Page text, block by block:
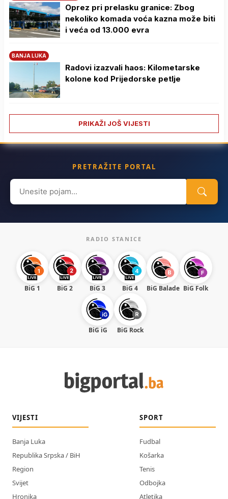
Oprez pri prelasku granice: Zbog
nekoliko komada voća kazna može biti
i veća od 13.000 evra
BANJA LUKA
Radovi izazvali haos: Kilometarske
kolone kod Prijedorske petlje
PRIKAŽI JOŠ VIJESTI
PRETRAŽITE PORTAL
Search
for:
RADIO STANICE
BiG 1 BiG 2 BiG 3 BiG 4 BiG Balade BiG Folk
BiG iG BiG Rock
VIJESTI
Banja Luka
Republika Srpska / BiH
Region
Svijet
Hronika
SPORT
Fudbal
Košarka
Tenis
Odbojka
Atletika